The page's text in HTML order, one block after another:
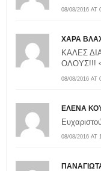
08/08/2016 AT
ΧΑΡΑ
08/08/2016 AT
ΚΑΛΕΣ
ΟΛΟΥΣ!!!
ΕΛΕΝΑ
08/08/2016 AT